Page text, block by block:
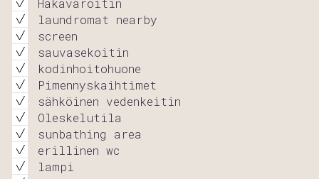
Häkävaroitin
laundromat nearby
screen
sauvasekoitin
kodinhoitohuone
Pimennyskaihtimet
sähköinen vedenkeitin
Oleskelutila
sunbathing area
erillinen wc
lampi